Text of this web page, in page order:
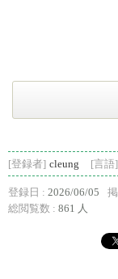
[登録者] cleung [言語]
登録日 : 2026/06/05
総閲覧数 : 861 人